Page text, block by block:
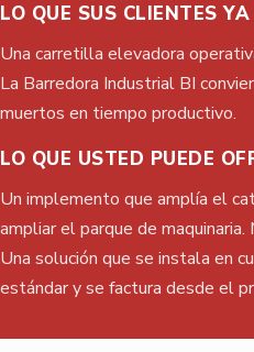
LO QUE SUS CLIENTES
Una carretilla elevadora
La Barredora Industrial BI
muertos en tiempo productivo.
LO QUE USTED PUEDE
Un implemento que amplía el
ampliar el parque de maquinaria.
Una solución que se instala en
estándar y se factura desde el